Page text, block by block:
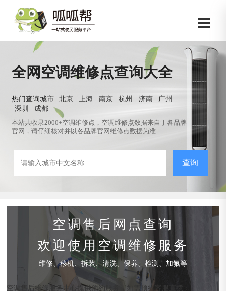
全网空调维修点查询大全
热门查询城市: 北京 上海 南京 杭州 济南
广州
深圳
成都
本站共收录2000+空调维修点，空调维修点数据来自于各品牌
官网，请仔细核对并以各品牌官网维修点数据为准
查询
空调售后网点查询
欢迎使用空调维修服务
维修、移机、拆装、清洗、保养、检测、加氟等
空调售后维修服务中心提供预约服务，如需预约客服直拨：